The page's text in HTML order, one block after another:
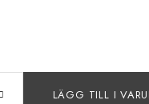
LÄGG TILL I